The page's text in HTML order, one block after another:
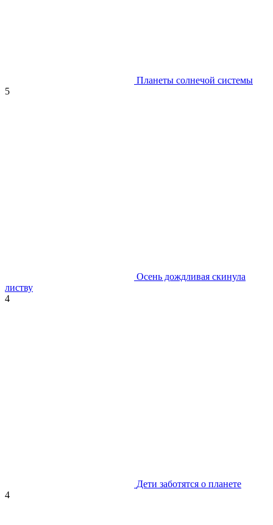
Планеты солнечой системы
5
Осень дождливая скинула
листву
4
Дети заботятся о планете
4